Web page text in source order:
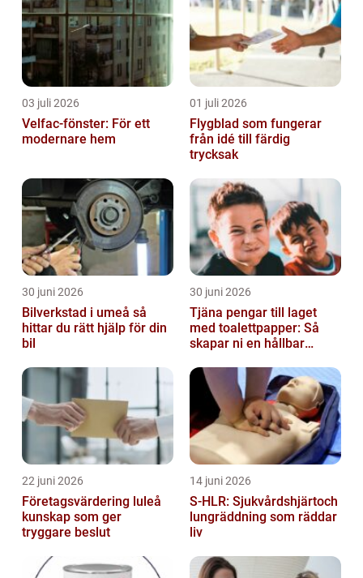
03 juli 2026
Velfac-fönster: För ett
modernare hem
01 juli 2026
Flygblad som fungerar
från idé till färdig
trycksak
30 juni 2026
Bilverkstad i umeå så
hittar du rätt hjälp för din
bil
30 juni 2026
Tjäna pengar till laget
med toalettpapper: Så
skapar ni en hållbar
22 juni 2026
Företagsvärdering luleå
kunskap som ger
tryggare beslut
14 juni 2026
S-HLR: Sjukvårdshjärtoch
lungräddning som räddar
liv